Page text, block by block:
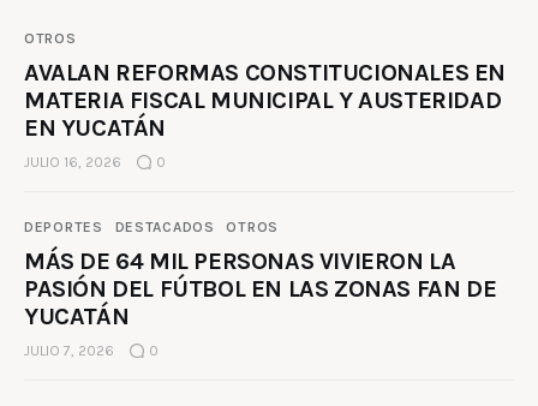
OTROS
AVALAN REFORMAS CONSTITUCIONALES EN
MATERIA FISCAL MUNICIPAL Y AUSTERIDAD
EN YUCATÁN
JULIO 16, 2026 0
DEPORTES DESTACADOS OTROS
MÁS DE 64 MIL PERSONAS VIVIERON LA
PASIÓN DEL FÚTBOL EN LAS ZONAS FAN DE
YUCATÁN
JULIO 7, 2026 0